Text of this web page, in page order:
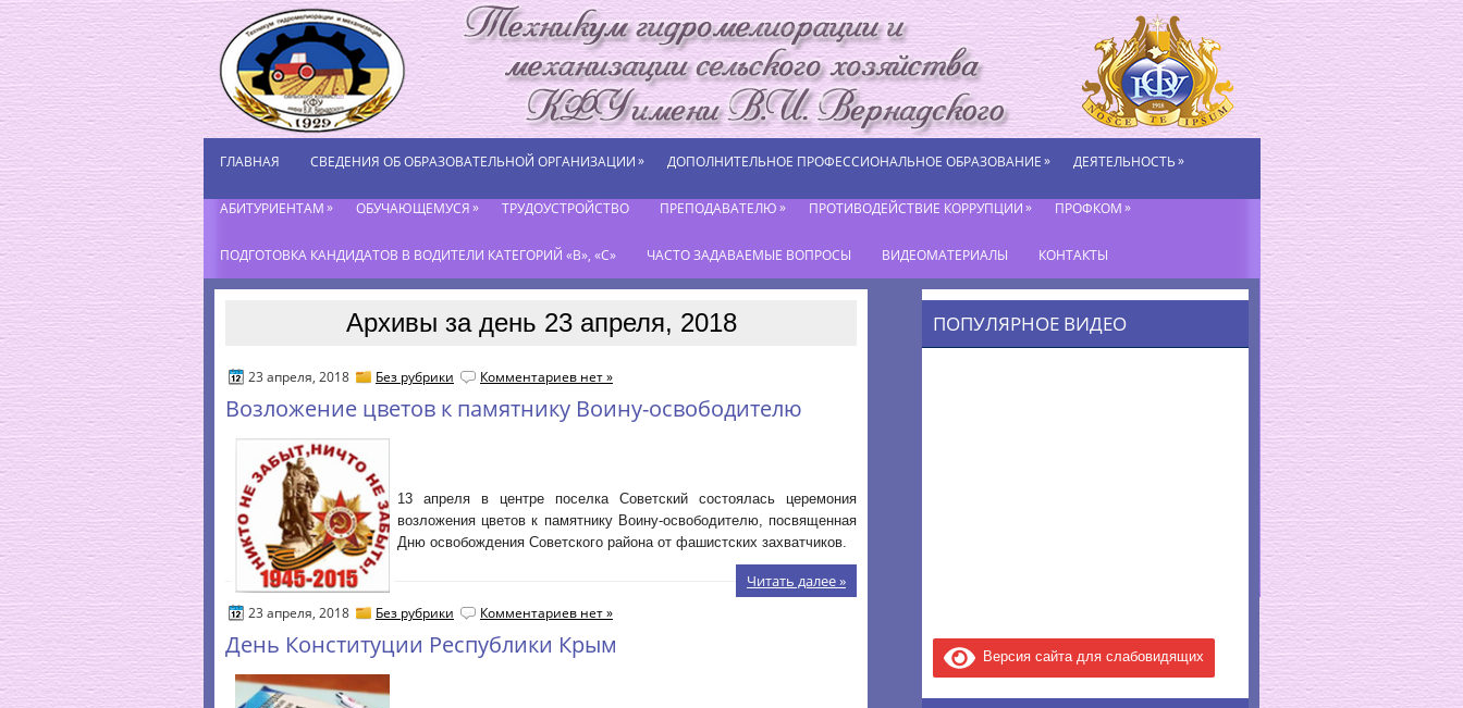
ГЛАВНАЯ СВЕДЕНИЯ ОБ ОБРАЗОВАТЕЛЬНОЙ ОРГАНИЗАЦИИ» ДОПОЛНИТЕЛЬНОЕ ПРОФЕССИОНАЛЬНОЕ ОБРАЗОВАНИЕ» ДЕЯТЕЛЬНОСТЬ»
АБИТУРИЕНТАМ» ОБУЧАЮЩЕМУСЯ» ТРУДОУСТРОЙСТВО ПРЕПОДАВАТЕЛЮ» ПРОТИВОДЕЙСТВИЕ КОРРУПЦИИ» ПРОФКОМ»
ПОДГОТОВКА КАНДИДАТОВ В ВОДИТЕЛИ КАТЕГОРИЙ «В», «С» ЧАСТО ЗАДАВАЕМЫЕ ВОПРОСЫ ВИДЕОМАТЕРИАЛЫ КОНТАКТЫ
Архивы за день 23 апреля, 2018
23 апреля, 2018 Без рубрики Комментариев нет »
Возложение цветов к памятнику Воину-освободителю
13 апреля в центре поселка Советский состоялась церемония
возложения цветов к памятнику Воину-освободителю, посвященная
Дню освобождения Советского района от фашистских захватчиков.
Читать далее »
23 апреля, 2018 Без рубрики Комментариев нет »
День Конституции Республики Крым
ПОПУЛЯРНОЕ ВИДЕО
Версия сайта для слабовидящих